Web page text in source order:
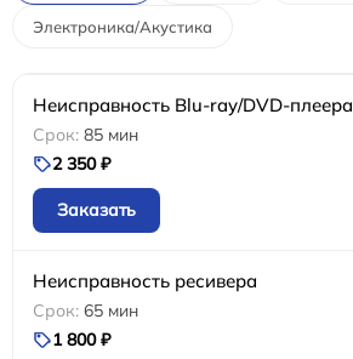
Электроника/Акустика
Неисправность Blu-ray/DVD-плеера
85 мин
2 350 ₽
Заказать
Неисправность ресивера
65 мин
1 800 ₽